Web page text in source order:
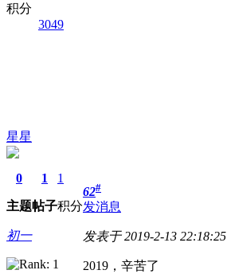
积分
3049
星星
0
主题
1
帖子
1
积分
初一
62#
发消息
发表于 2019-2-13 22:18:25
2019，辛苦了